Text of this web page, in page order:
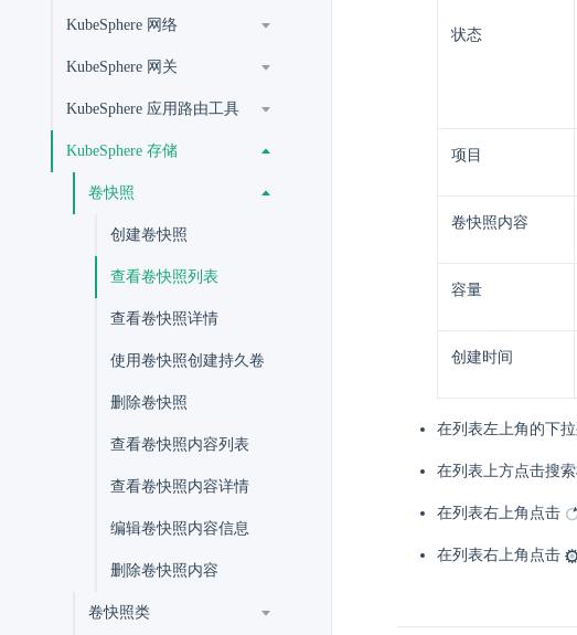
KubeSphere 网络
KubeSphere 网关
KubeSphere 应用路由工具
KubeSphere 存储
卷快照
创建卷快照
查看卷快照列表
查看卷快照详情
使用卷快照创建持久卷
删除卷快照
查看卷快照内容列表
查看卷快照内容详情
编辑卷快照内容信息
删除卷快照内容
卷快照类
状态
项目
卷快照内容
容量
创建时间
在列表左上角的下
在列表上方点击搜
在列表右上角点击
在列表右上角点击